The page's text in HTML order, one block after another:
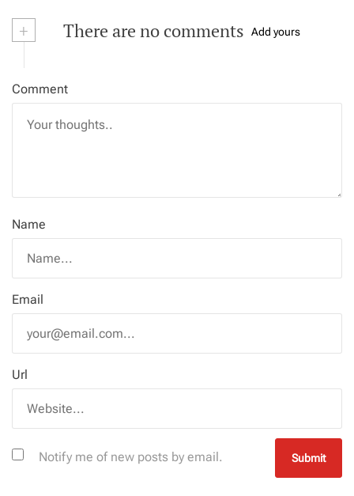
+ There are no comments Add yours
Comment
Name
Email
Url
Notify me of new posts by email.